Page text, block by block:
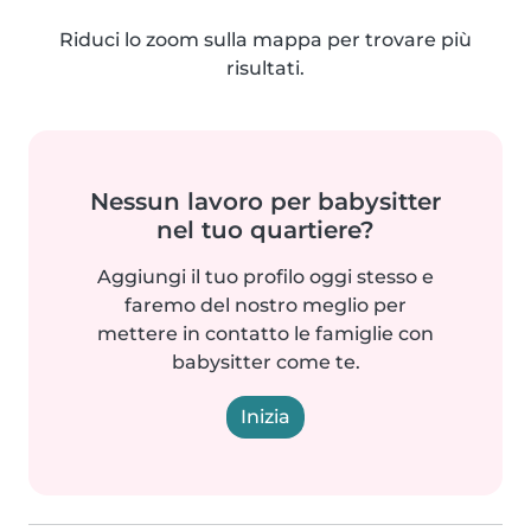
Riduci lo zoom sulla mappa per trovare più
risultati.
Nessun lavoro per babysitter
nel tuo quartiere?
Aggiungi il tuo profilo oggi stesso e
faremo del nostro meglio per
mettere in contatto le famiglie con
babysitter come te.
Inizia